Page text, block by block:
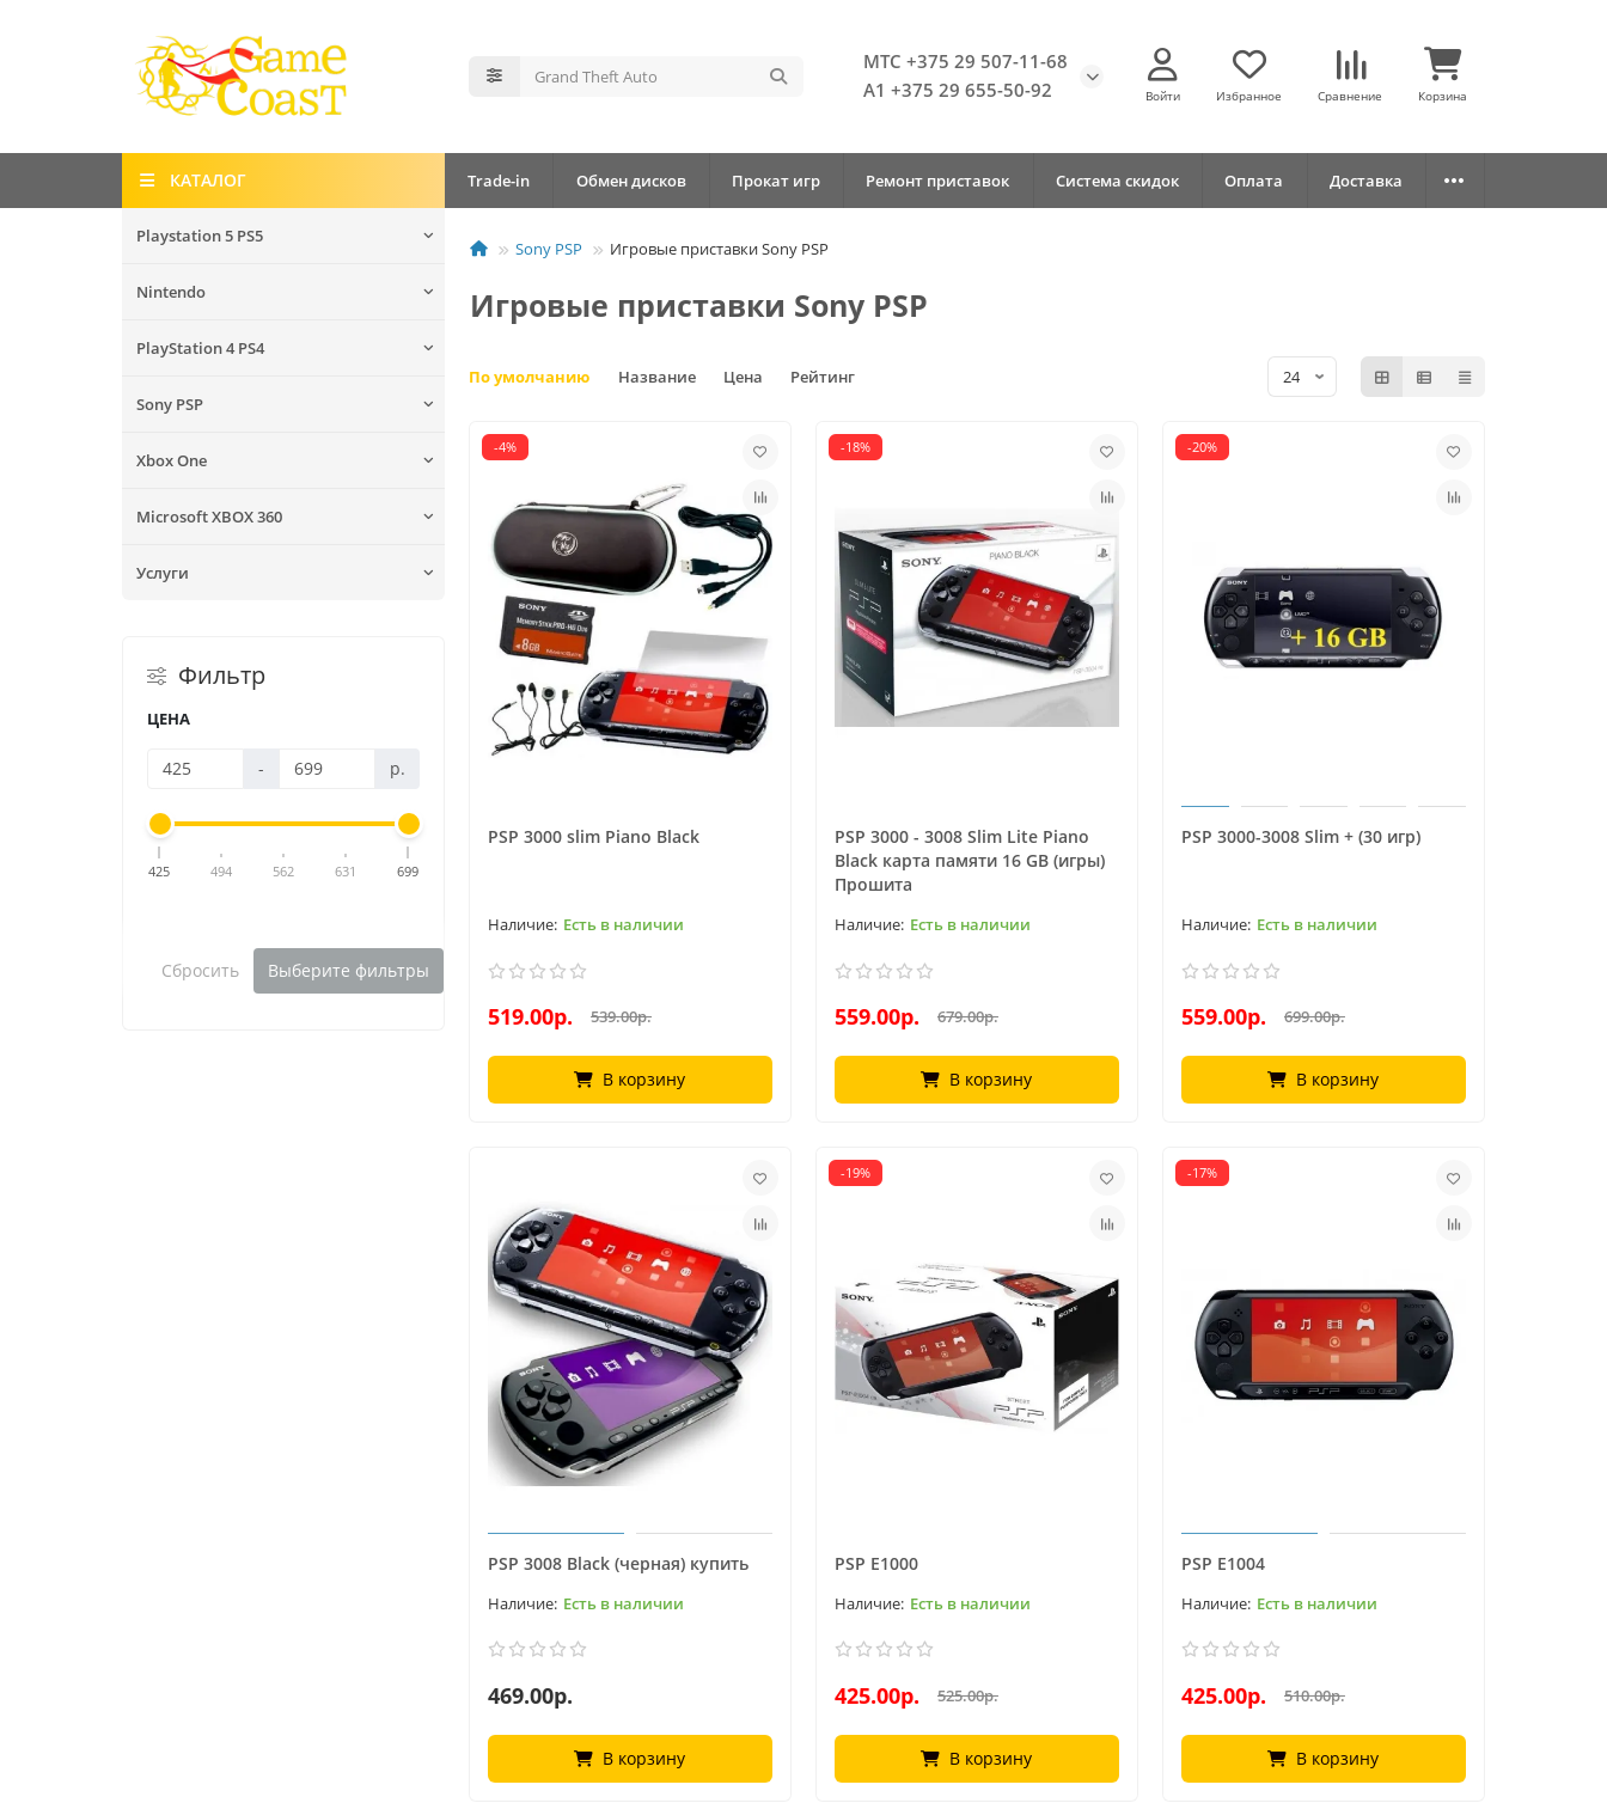
МТС +375 29 507-11-68
А1 +375 29 655-50-92
Войти Избранное Сравнение Корзина
КАТАЛОГ
Playstation 5 PS5
Nintendo
PlayStation 4 PS4
Sony PSP
Xbox One
Microsoft XBOX 360
Услуги
Trade-in Обмен дисков Прокат игр Ремонт приставок Система скидок Оплата Доставка
Sony PSP Игровые приставки Sony PSP
Игровые приставки Sony PSP
Фильтр
ЦЕНА
- р.
425 494 562 631 699
Сбросить Выберите фильтры
По умолчанию Название Цена Рейтинг
-4%
PSP 3000 slim Piano Black
Есть в наличии
519.00р. 539.00р.
В корзину
-18%
PSP 3000 - 3008 Slim Lite Piano
Black карта памяти 16 GB (игры)
Прошита
Есть в наличии
559.00р. 679.00р.
В корзину
-20%
PSP 3000-3008 Slim + (30 игр)
Есть в наличии
559.00р. 699.00р.
В корзину
PSP 3008 Black (черная) купить
Есть в наличии
469.00р.
В корзину
-19%
PSP E1000
Есть в наличии
425.00р. 525.00р.
В корзину
-17%
PSP E1004
Есть в наличии
425.00р. 510.00р.
В корзину